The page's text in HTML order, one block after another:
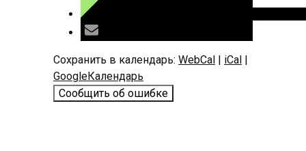
Сохранить в календарь: WebCal | iCal |
GoogleКалендарь
Сообщить об ошибке